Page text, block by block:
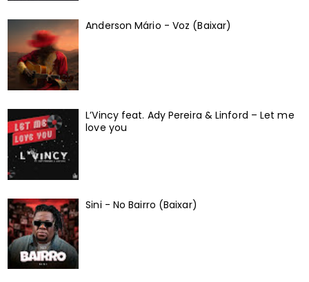
Anderson Mário - Voz (Baixar)
L’Vincy feat. Ady Pereira & Linford – Let me
love you
Sini - No Bairro (Baixar)